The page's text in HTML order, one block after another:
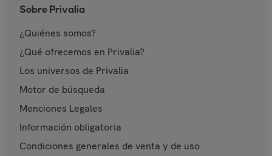
Sobre Privalia
¿Quiénes somos?
¿Qué ofrecemos en Privalia?
Los universos de Privalia
Motor de búsqueda
Menciones Legales
Información obligatoria
Condiciones generales de venta y de uso